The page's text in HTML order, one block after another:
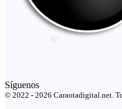
Síguenos
© 2022 - 2026 Caraotadigital.net.